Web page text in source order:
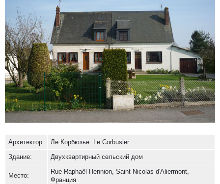
Архитектор:
Ле Корбюзье. Le Corbusier
Здание:
Двухквартирный сельский дом
Место:
Rue Raphaël Hennion, Saint-Nicolas d'Aliermont,
Франция